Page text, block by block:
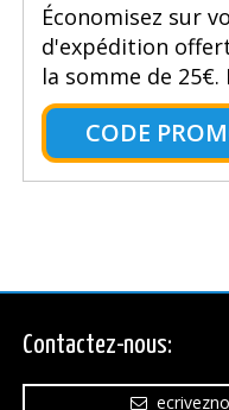
Économisez sur
d'expédition
la somme de 25€.
CODE
Contactez-nous: